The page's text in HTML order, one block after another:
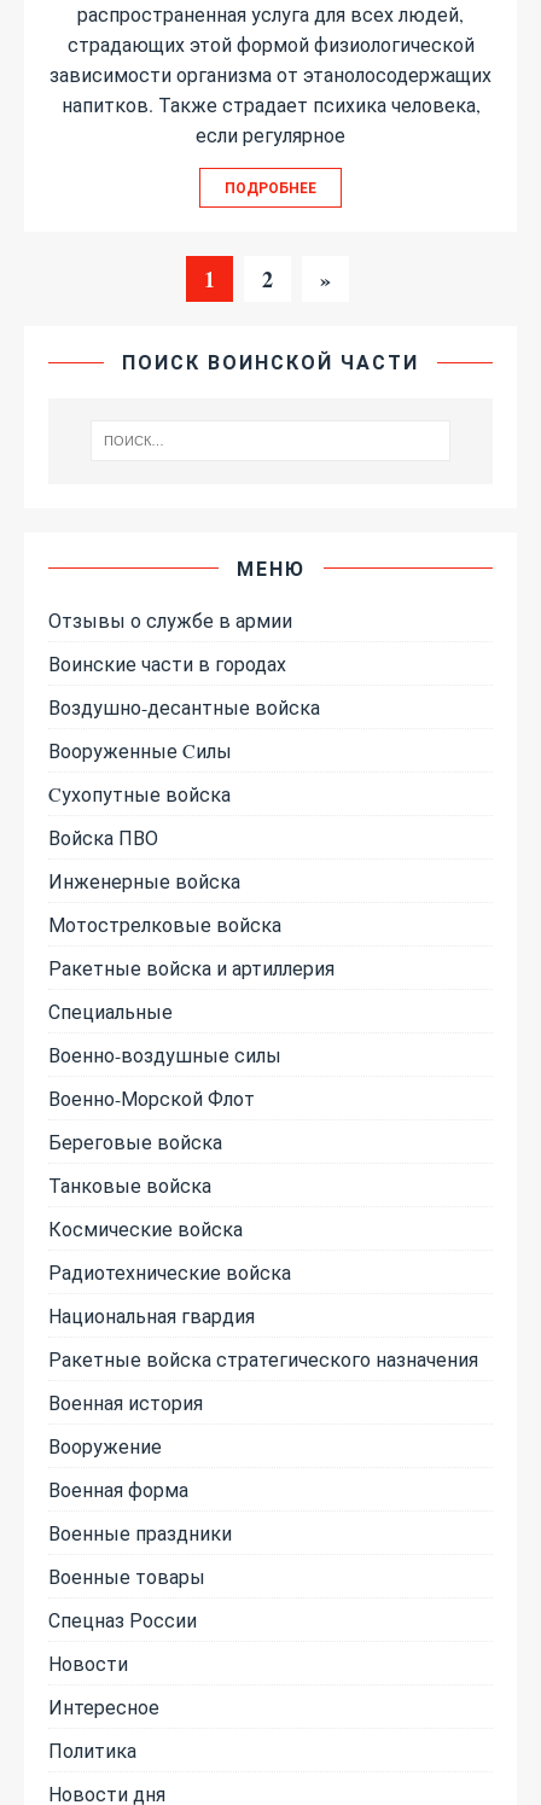
распространенная услуга для всех людей,
страдающих этой формой физиологической
зависимости организма от этанолосодержащих
напитков. Также страдает психика человека,
если регулярное
ПОДРОБНЕЕ
1 2 »
ПОИСК ВОИНСКОЙ ЧАСТИ
МЕНЮ
Отзывы о службе в армии
Воинские части в городах
Воздушно-десантные войска
Вооруженные Cилы
Cухопутные войска
Войска ПВО
Инженерные войска
Мотострелковые войска
Ракетные войска и артиллерия
Специальные
Военно-воздушные силы
Военно-Морской Флот
Береговые войска
Танковые войска
Космические войска
Радиотехнические войска
Национальная гвардия
Ракетные войска стратегического назначения
Военная история
Вооружение
Военная форма
Военные праздники
Военные товары
Спецназ России
Новости
Интересное
Политика
Новости дня